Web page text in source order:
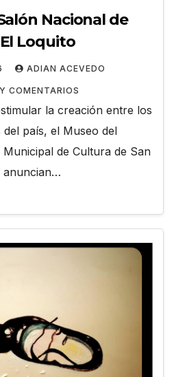
Nacional de
Loquito
ADIAN ACEVEDO
COMENTARIOS
la creación entre los
país, el Museo del
de Cultura de San
anuncian…